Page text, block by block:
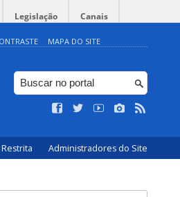
Legislação Canais
MAPA DO SITE
Administradores do Site